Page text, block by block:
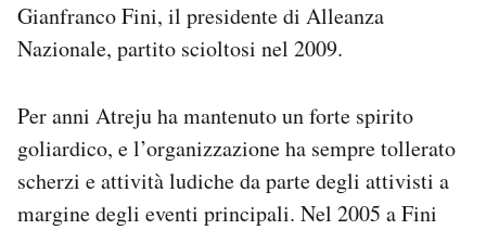
Gianfranco Fini, il presidente di Alleanza
Nazionale, partito scioltosi nel 2009.
Per anni Atreju ha mantenuto un forte spirito
goliardico, e l’organizzazione ha sempre tollerato
scherzi e attività ludiche da parte degli attivisti a
margine degli eventi principali. Nel 2005 a Fini